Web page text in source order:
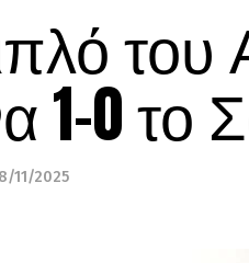
του
1-0 το
11/2025